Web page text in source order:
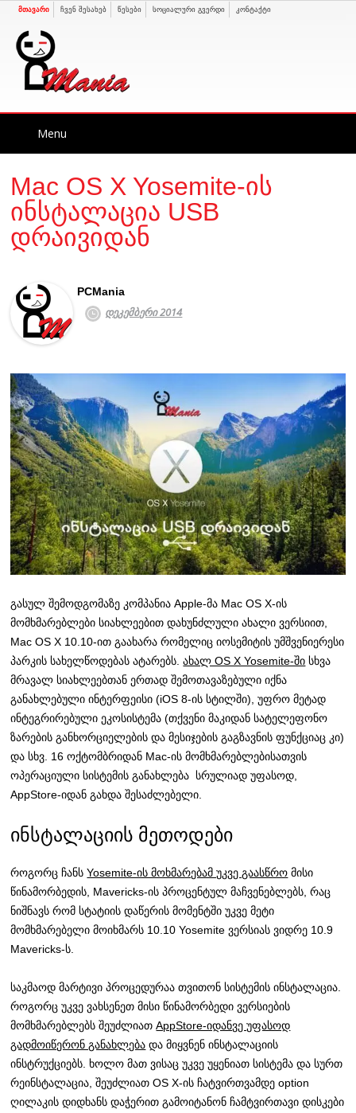
მთავარი ჩვენ შესახებ წესები სოციალური გვერდი კონტაქტი
Menu
Mac OS X Yosemite-ის
ინსტალაცია USB
დრაივიდან
PCMania
დეკემბერი 2014
გასულ შემოდგომაზე კომპანია Apple-მა Mac OS X-ის
მომხმარებლები სიახლეებით დახუნძლული ახალი ვერსიით,
Mac OS X 10.10-ით გაახარა რომელიც იოსემიტის უმშვენიერესი
პარკის სახელწოდებას ატარებს.ახალ OS X Yosemite-ში სხვა
მრავალ სიახლეებთან ერთად შემოთავაზებული იქნა
განახლებული ინტერფეისი (iOS 8-ის სტილში), უფრო მეტად
ინტეგრირებული ეკოსისტემა (თქვენი მაკიდან სატელეფონო
ზარების განხორციელების და მესიჯების გაგზავნის ფუნქციაც კი)
და სხვ. 16 ოქტომბრიდან Mac-ის მომხმარებლებისათვის
ოპერაციული სისტემის განახლება სრულიად უფასოდ,
AppStore-იდან გახდა შესაძლებელი.
ინსტალაციის მეთოდები
როგორც ჩანსYosemite-ის მოხმარებამ უკვე გაასწრო მისი
წინამორბედის, Mavericks-ის პროცენტულ მაჩვენებლებს, რაც
ნიშნავს რომ სტატიის დაწერის მომენტში უკვე მეტი
მომხმარებელი მოიხმარს 10.10 Yosemite ვერსიას ვიდრე 10.9
Mavericks-ს.
საკმაოდ მარტივი პროცედურაა თვითონ სისტემის ინსტალაცია.
როგორც უკვე ვახსენეთ მისი წინამორბედი ვერსიების
მომხმარებლებს შეუძლიათAppStore-იდანვე უფასოდ
გადმოიწერონ განახლება და მიყვნენ ინსტალაციის
ინსტრუქციებს. ხოლო მათ ვისაც უკვე უყენიათ სისტემა და სურთ
რეინსტალაცია, შეუძლიათ OS X-ის ჩატვირთვამდე option
ღილაკის დიდხანს დაჭერით გამოიტანონ ჩამტვირთავი დისკები